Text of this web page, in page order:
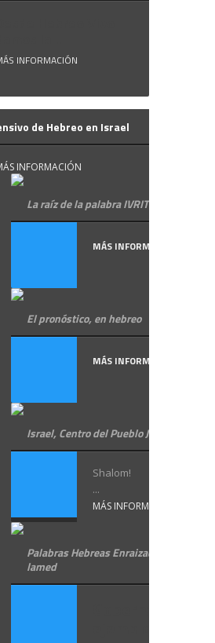
INFORMACIÓN
de Hebreo en Israel
INFORMACIÓN
La raíz de la palabra IVRIT hebreo
MÁS INFORMACIÓN
El pronóstico, en hebreo
MÁS INFORMACIÓN
Israel, Centro del Pueblo Judío
Shalom!
...
MÁS INFORMACIÓN
Palabras Hebreas Enraizadas mem shin
lamed